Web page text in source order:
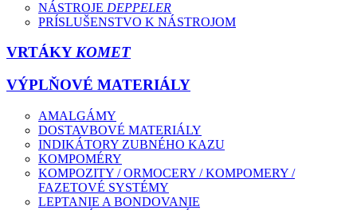
NÁSTROJE DEPPELER
PRÍSLUŠENSTVO K NÁSTROJOM
VRTÁKYKOMET
VÝPLŇOVÉ MATERIÁLY
AMALGÁMY
DOSTAVBOVÉ MATERIÁLY
INDIKÁTORY ZUBNÉHO KAZU
KOMPOMÉRY
KOMPOZITY / ORMOCERY / KOMPOMERY /
FAZETOVÉ SYSTÉMY
LEPTANIE A BONDOVANIE